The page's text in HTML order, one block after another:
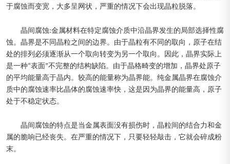
于腐蚀而变宽，大多呈网状，严重的情况下会出现晶粒脱落。
晶间腐蚀:金属材料在特定腐蚀介质中沿晶界发生的局部选择性腐
蚀。晶界是不同晶粒之间的边界。由于晶粒有不同的取向，原子在结
处的排列必须逐渐从一个取向转变为另一个取向。因此，晶界实际上
是一种“表面”不完整的结构缺陷。由于晶格畸变的增加，晶界处原子
的平均能量高于晶内。较高的能量称为晶界能。纯金属晶界在腐蚀介
质中的腐蚀速率比晶体的腐蚀速率快，这是因为晶界的能量高，原子
处于不稳定状态。
晶间腐蚀的特点是当金属表面没有损伤时，晶粒间的结合力和金
属的脆响已经丧失。在严重的情况下，只要轻轻敲击，它就会碎成粉
末。